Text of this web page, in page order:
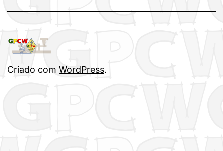
Criado com WordPress.